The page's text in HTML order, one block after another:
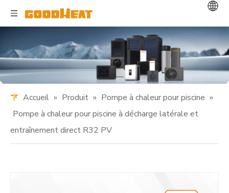
Accueil » Produit » Pompe à chaleur pour piscine »
Pompe à chaleur pour piscine à décharge latérale et
entraînement direct R32 PV